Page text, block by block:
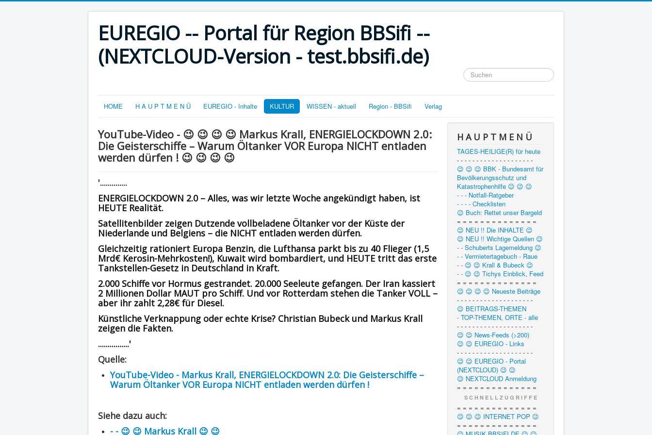
EUREGIO -- Portal für Region BBSifi --
(NEXTCLOUD-Version - test.bbsifi.de)
Suchen
...
HOME H A U P T M E N Ü EUREGIO - Inhalte KULTUR WISSEN - aktuell Region - BBSifi Verlag
YouTube-Video - 😉 😉 😉 😉 Markus Krall, ENERGIELOCKDOWN 2.0:
Die Geisterschiffe – Warum Öltanker VOR Europa NICHT entladen
werden dürfen ! 😉 😉 😉 😉
'..............
ENERGIELOCKDOWN 2.0 – Alles, was wir letzte Woche angekündigt haben, ist
HEUTE Realität.
Satellitenbilder zeigen Dutzende vollbeladene Öltanker vor der Küste der
Niederlande und Belgiens – die NICHT entladen werden dürfen.
Gleichzeitig rationiert Europa Benzin, die Lufthansa parkt bis zu 40 Flieger (1,5
Mrd€ Kerosin-Mehrkosten!), Kuwait wird bombardiert, und HEUTE tritt das erste
Tankstellen-Gesetz in Deutschland in Kraft.
2.000 Schiffe vor Hormus gestrandet. 20.000 Seeleute gefangen. Der Iran kassiert
2 Millionen Dollar MAUT pro Schiff. Und vor Rotterdam stehen die Tanker VOLL –
aber ihr zahlt 2,28€ für Diesel.
Künstliche Verknappung oder echte Krise? Christian Bubeck und Markus Krall
zeigen die Fakten.
................'
Quelle:
YouTube-Video - Markus Krall, ENERGIELOCKDOWN 2.0: Die Geisterschiffe –
Warum Öltanker VOR Europa NICHT entladen werden dürfen !
Siehe dazu auch:
- - 😉 😉 Markus Krall 😉 😉
H A U P T M E N Ü
TAGES-HEILIGE(R) für heute
- - - - - - - - - - - - - - - - - - - -
😉 😉 😉 BBK - Bundesamt für
Bevölkerungsschutz und
Katastrophenhilfe 😉 😉 😉
- - - Notfall-Ratgeber
- - - - Checklisten
😉 Buch: Rettet unser Bargeld
= = = = = = = = = = = = = =
😉 NEU !! Die INHALTE 😉
😉 NEU !! Wichtige Quellen 😉
- - Schuberts Lagemeldung 😉
- - Vermietertagebuch - Raue
- - 😉 😉 Krall & Bubeck 😉
- - 😉 😉 Tichys Einblick, Feed
= = = = = = = = = = = = = =
😉 😉 😉 😉 Neueste Beiträge
- - - - - - - - - - - - - - - - - - - -
😉 BEITRAGS-THEMEN
- TOP-THEMEN, ORTE - alle
- - - - - - - - - - - - - - - - - - - -
😉 😉 News-Feeds (>200)
😉 😉 EUREGIO - Links
- - - - - - - - - - - - - - - - - - - -
😉 😉 EUREGIO - Portal
(NEXTCLOUD) 😉 😉
😉 NEXTCLOUD Anmeldung
= = = = = = = = = = = = = =
S C H N E L L Z U G R I F F E
= = = = = = = = = = = = = =
😉 😉 😉 INTERNET POP 😉
= = = = = = = = = = = = = =